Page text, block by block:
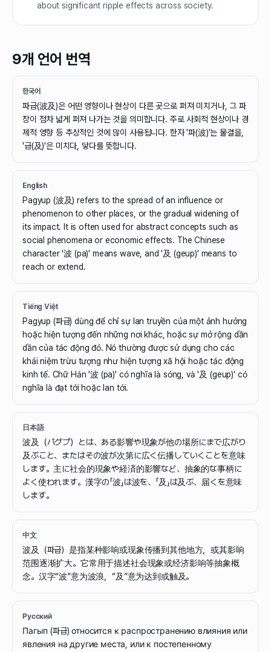
about significant ripple effects across society.
9개 언어 번역
한국어
파급(波及)은 어떤 영향이나 현상이 다른 곳으로 퍼져 미치거나, 그 파
장이 점차 넓게 퍼져 나가는 것을 의미합니다. 주로 사회적 현상이나 경
제적 영향 등 추상적인 것에 많이 사용됩니다. 한자 '파(波)'는 물결을,
'급(及)'은 미치다, 닿다를 뜻합니다.
English
Pagyup (波及) refers to the spread of an influence or
phenomenon to other places, or the gradual widening of
its impact. It is often used for abstract concepts such as
social phenomena or economic effects. The Chinese
character '波 (pa)' means wave, and '及 (geup)' means to
reach or extend.
Tiếng Việt
Pagyup (파급) dùng để chỉ sự lan truyền của một ảnh hưởng
hoặc hiện tượng đến những nơi khác, hoặc sự mở rộng dần
dần của tác động đó. Nó thường được sử dụng cho các
khái niệm trừu tượng như hiện tượng xã hội hoặc tác động
kinh tế. Chữ Hán '波 (pa)' có nghĩa là sóng, và '及 (geup)' có
nghĩa là đạt tới hoặc lan tới.
日本語
波及（パグプ）とは、ある影響や現象が他の場所にまで広がり
及ぶこと、またはその波が次第に広く伝播していくことを意味
します。主に社会的現象や経済的影響など、抽象的な事柄に
よく使われます。漢字の「波」は波を、「及」は及ぶ、届くを意味
します。
中文
波及（파급）是指某种影响或现象传播到其他地方，或其影响
范围逐渐扩大。它常用于描述社会现象或经济影响等抽象概
念。汉字“波”意为波浪，“及”意为达到或触及。
Русский
Пагып (파급) относится к распространению влияния или
явления на другие места, или к постепенному